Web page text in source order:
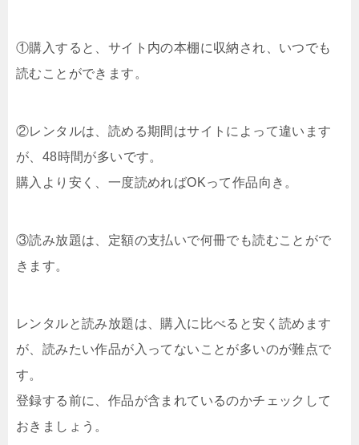
①購入すると、サイト内の本棚に収納され、いつでも
読むことができます。
②レンタルは、読める期間はサイトによって違います
が、48時間が多いです。
購入より安く、一度読めればOKって作品向き。
③読み放題は、定額の支払いで何冊でも読むことがで
きます。
レンタルと読み放題は、購入に比べると安く読めます
が、読みたい作品が入ってないことが多いのが難点で
す。
登録する前に、作品が含まれているのかチェックして
おきましょう。